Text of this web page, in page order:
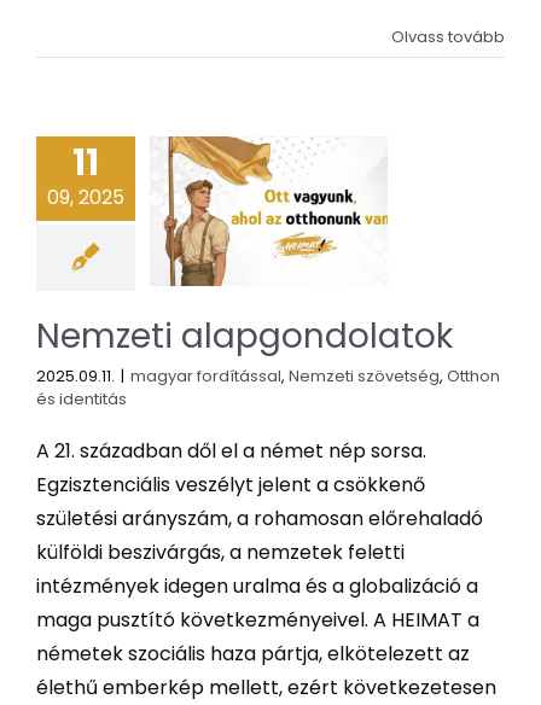
Olvass tovább
11
09, 2025
Nemzeti alapgondolatok
2025.09.11. | magyar fordítással, Nemzeti szövetség, Otthon
és identitás
A 21. században dől el a német nép sorsa.
Egzisztenciális veszélyt jelent a csökkenő
születési arányszám, a rohamosan előrehaladó
külföldi beszivárgás, a nemzetek feletti
intézmények idegen uralma és a globalizáció a
maga pusztító következményeivel. A HEIMAT a
németek szociális haza pártja, elkötelezett az
élethű emberkép mellett, ezért következetesen